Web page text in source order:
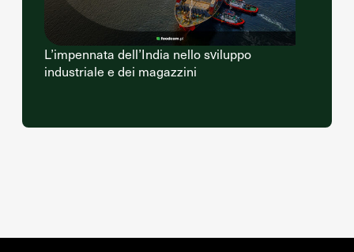
L’impennata dell’India nello sviluppo
industriale e dei magazzini